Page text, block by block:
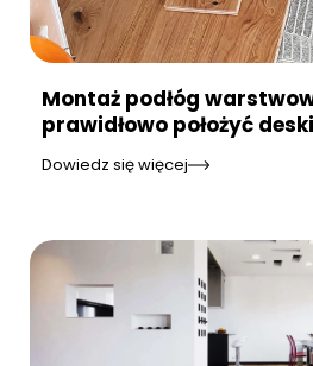
Montaż podłóg
prawidłowo położyć
Dowiedz się więcej